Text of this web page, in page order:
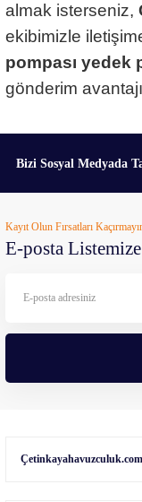
almak isterseniz,
ekibimizle
pompası yedek
gönderim
Bizi Sosyal Medyada
Kayıt Olun Fırsatları
E-posta
Çetinkayahavuzculuk.com